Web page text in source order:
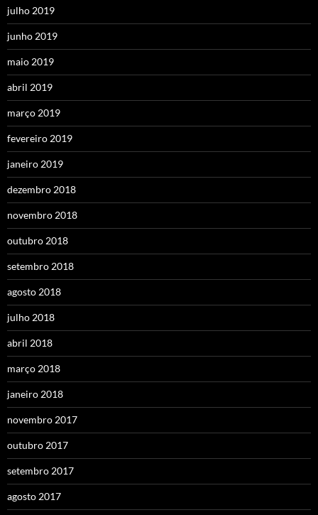
julho 2019
junho 2019
maio 2019
abril 2019
março 2019
fevereiro 2019
janeiro 2019
dezembro 2018
novembro 2018
outubro 2018
setembro 2018
agosto 2018
julho 2018
abril 2018
março 2018
janeiro 2018
novembro 2017
outubro 2017
setembro 2017
agosto 2017